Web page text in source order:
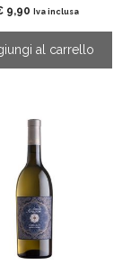
9,90 Iva inclusa
al carrello